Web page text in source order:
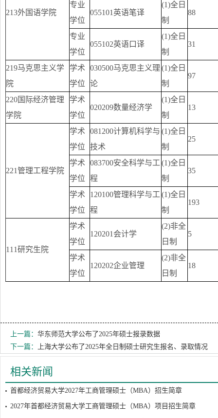
213外国语学院
专业
学位
055101英语笔译
(1)全日
制
88
专业
学位
055102英语口译
(1)全日
制
31
219马克思主义学
院
学术
学位
030500马克思主义理
论
(1)全日
制
97
220国际经济管理
学院
学术
学位
020209数量经济学
(1)全日
制
13
221管理工程学院
学术
学位
081200计算机科学与
技术
(1)全日
制
25
学术
学位
083700安全科学与工
程
(1)全日
制
35
学术
学位
120100管理科学与工
程
(1)全日
制
193
111研究生院
学术
学位
120201会计学
(2)非全
日制
5
学术
学位
120202企业管理
(2)非全
日制
18
上一篇： 华东师范大学公布了2025年硕士报录数据
下一篇：
上海大学公布了2025年全日制硕士研究生报名、录取情况
相关新闻
首都经济贸易大学2027年工商管理硕士（MBA）招生简章
2027年首都经济贸易大学工商管理硕士（MBA）项目招生简章